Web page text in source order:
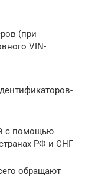
(при
VIN-
с помощью
РФ и СНГ
обращают